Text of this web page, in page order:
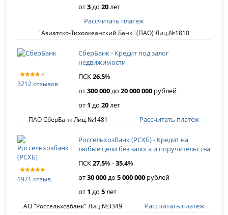
от3до20лет
"Азиатско-Тихоокеанский Банк" (ПАО) Лиц.№1810
Рассчитать платеж
3212 отзывов
СберБанк - Кредит под залог
недвижимости
ПСК26.5%
от300 000до20 000 000 рублей
от 1 до20лет
ПАО СберБанк Лиц.№1481 Рассчитать платеж
1971 отзыв
Россельхозбанк (РСХБ) - Кредит на
любые цели без залога и поручительства
ПСК27.5% -35.4%
от30 000до5 000 000 рублей
от 1 до5лет
АО "Россельхозбанк" Лиц.№3349 Рассчитать платеж